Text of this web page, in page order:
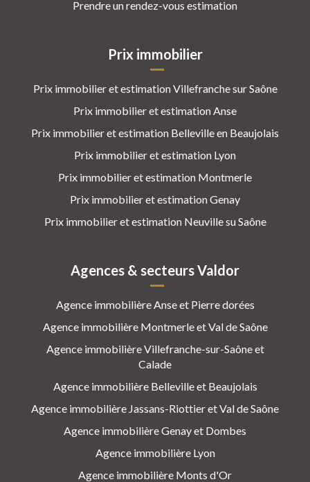
Prendre un rendez-vous estimation
Prix immobilier
Prix immobilier et estimation Villefranche sur Saône
Prix immobilier et estimation Anse
Prix immobilier et estimation Belleville en Beaujolais
Prix immobilier et estimation Lyon
Prix immobilier et estimation Montmerle
Prix immobilier et estimation Genay
Prix immobilier et estimation Neuville su Saône
Agences & secteurs Valdor
Agence immobilière Anse et Pierre dorées
Agence immobilière Montmerle et Val de Saône
Agence immobilière Villefranche-sur-Saône et
Calade
Agence immobilière Belleville et Beaujolais
Agence immobilière Jassans-Riottier et Val de Saône
Agence immobilière Genay et Dombes
Agence immobilière Lyon
Agence immobilière Monts d'Or